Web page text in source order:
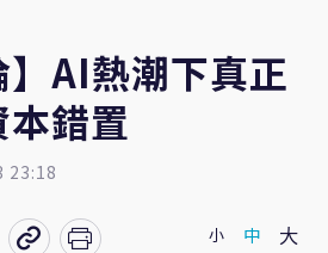
】AI熱潮下真正
錯置
23:18
小 中 大